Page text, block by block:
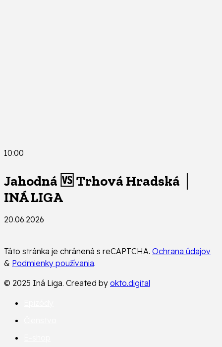
10:00
Jahodná 🆚 Trhová Hradská │
INÁ LIGA
20.06.2026
Táto stránka je chránená s reCAPTCHA. Ochrana údajov
& Podmienky používania.
© 2025 Iná Liga. Created by okto.digital